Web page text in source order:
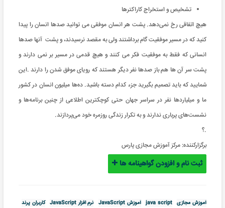
تشخیص و استخراج کاراکترها
هیچ اتفاقی رخ نمی‌دهد. پشت هر انسان موفقی می توانید صدها انسان را پیدا
کنید که در مسیر موفقیت گام برداشتند ولی به مقصد نرسیدند، و پشت آنها صدها
انسانی که فقط به موفقیت فکر می کنند و هیچ قدمی در مسیر بر نمی دارند و
پشت سر آن ها هم باز صدها نفر دیگر هستند که رویای موفق شدن را دارند .این
شمایید که باید تصمیم بگیرید جزء کدام دسته باشید. ده‌ها میلیون‌ انسان در کشور
ما و میلیاردها نفر در سراسر جهان حتی کوچکترین اطلاعی از چنین برنامه‌ها و
نشست‌های پرباری ندارند و به تکرار زندگی روزمره خود می‌پردازند.
.؟
برگزارکننده: مرکز آموزش مجازی پارس
ثبت نام و افزودن گواهینامه ها
آموزش مجازی java script آموزش JavaScript نرم افزار JavaScript
کاربران پرند